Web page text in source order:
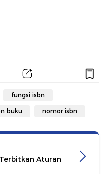
fungsi isbn
buku nomor isbn
Aturan